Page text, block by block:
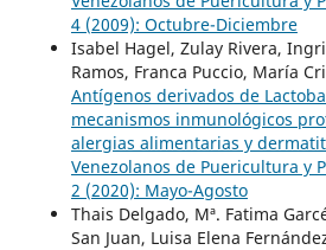
4 (2009): Octubre-Diciembre
Isabel Hagel, Zulay Rivera,
Ramos, Franca Puccio, María
Antígenos derivados de
mecanismos inmunológicos
alergias alimentarias y
Venezolanos de Puericultura y
2 (2020): Mayo-Agosto
Thais Delgado, Mª. Fatima
San Juan, Luisa Elena